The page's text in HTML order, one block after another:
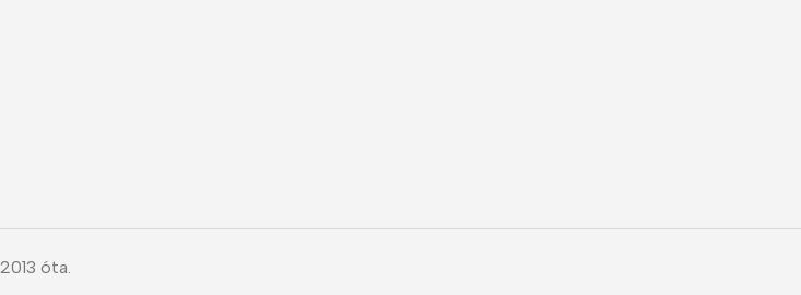
2013 óta.